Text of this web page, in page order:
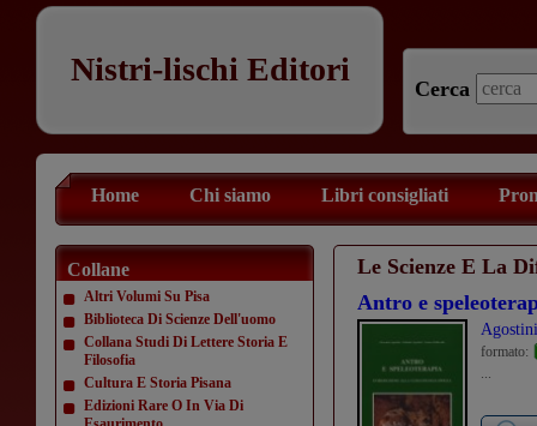
Nistri-lischi Editori
Cerca
Home Chi siamo Libri consigliati
Collane
Altri Volumi Su Pisa
Biblioteca Di Scienze Dell'uomo
Collana Studi Di Lettere Storia E
Filosofia
Cultura E Storia Pisana
Edizioni Rare O In Via Di
Le Scienze E La
Antro e
formato:
...